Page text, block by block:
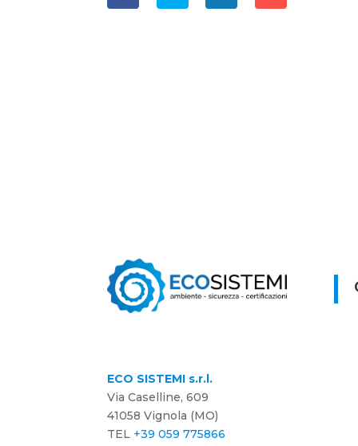
ECO SISTEMI s.r.l.
Via Caselline, 609
41058 Vignola (MO)
TEL +39 059 775866